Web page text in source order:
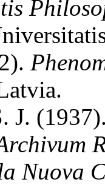
J.
Nuova